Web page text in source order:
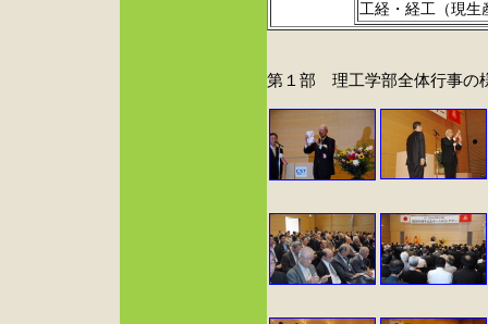
工経・経工（現
第１部 理工学部全体行事の